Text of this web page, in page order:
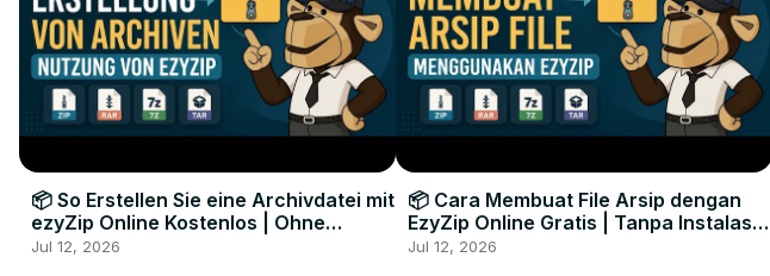
📦 So Erstellen Sie eine Archivdatei mit
ezyZip Online Kostenlos | Ohne
Softwareinstallation
Jul 12, 2026
📦 Cara Membuat File Arsip dengan
EzyZip Online Gratis | Tanpa Instalasi
Perangkat Lunak
Jul 12, 2026